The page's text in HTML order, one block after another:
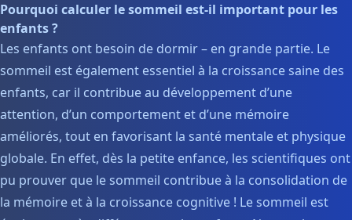
Pourquoi calculer le sommeil est-il important pour les
enfants ?
Les enfants ont besoin de dormir – en grande partie. Le
sommeil est également essentiel à la croissance saine des
enfants, car il contribue au développement d’une
attention, d’un comportement et d’une mémoire
améliorés, tout en favorisant la santé mentale et physique
globale. En effet, dès la petite enfance, les scientifiques ont
pu prouver que le sommeil contribue à la consolidation de
la mémoire et à la croissance cognitive ! Le sommeil est